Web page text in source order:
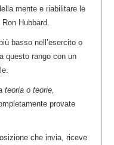
mente e riabilitare le
Hubbard.
basso nell’esercito o
questo rango con un
teoria o teorie,
provate
che invia, riceve